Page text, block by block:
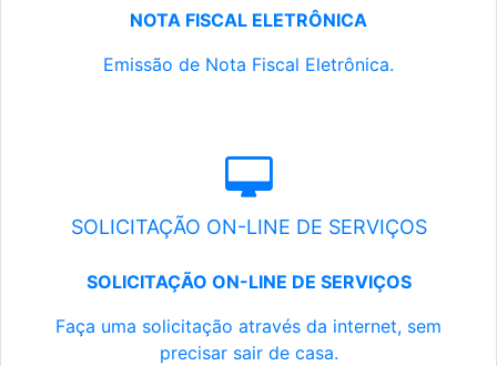
NOTA FISCAL ELETRÔNICA
Emissão de Nota Fiscal Eletrônica.
SOLICITAÇÃO ON-LINE DE SERVIÇOS
SOLICITAÇÃO ON-LINE DE SERVIÇOS
Faça uma solicitação através da internet, sem
precisar sair de casa.